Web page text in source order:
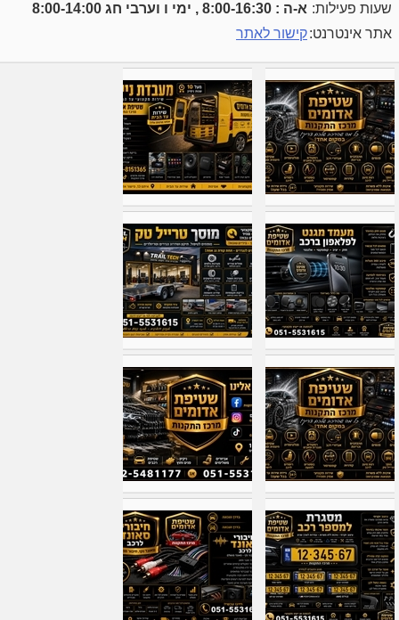
שעות פעילות: א-ה : 8:00-16:30 , ימי ו וערבי חג 8:00-14:00
אתר אינטרנט:קישור לאתר